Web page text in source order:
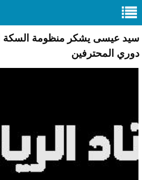
سيد عيسى يشكر منظومة السكة
دوري المحترفين